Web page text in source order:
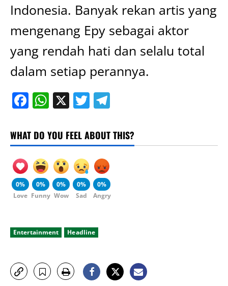
Indonesia. Banyak rekan artis yang
mengenang Epy sebagai aktor
yang rendah hati dan selalu total
dalam setiap perannya.
Facebook
WhatsApp
X Twitter
WHAT DO YOU FEEL ABOUT THIS?
0%
Love
0%
Funny
0%
Wow
0%
Sad
0%
Angry
Entertainment Headline